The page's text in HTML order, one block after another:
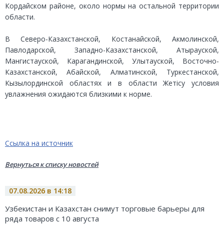
Кордайском районе, около нормы на остальной территории
области.
В Северо-Казахстанской, Костанайской, Акмолинской,
Павлодарской, Западно-Казахстанской, Атырауской,
Мангистауской, Карагандинской, Улытауской, Восточно-
Казахстанской, Абайской, Алматинской, Туркестанской,
Кызылординской областях и в области Жетісу условия
увлажнения ожидаются близкими к норме.
Ссылка на источник
Вернуться к списку новостей
07.08.2026 в 14:18
Узбекистан и Казахстан снимут торговые барьеры для
ряда товаров с 10 августа